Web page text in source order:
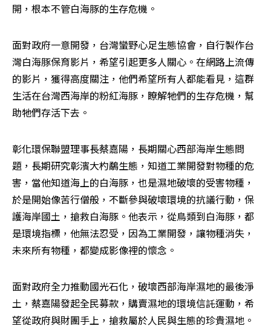
開，根本不管白海豚的生存危機。
面對政府一意開發，台灣蠻野心足生態協會，自行製作台
灣白海豚保育影片，希望引起更多人關心。在網路上流傳
的影片，獲得高度關注，他們希望所有人都能看見，這群
生活在台灣西海岸的粉紅海豚，瞭解牠們的生存危機，幫
助牠們存活下去。
彰化環保聯盟理事長蔡嘉陽，長期關心西部海岸生態問
題，長期研究彰濱大杓鷸生態，知道工業開發對物種的危
害，當他知道海上的白海豚，也是濕地破壞的受害物種，
於是開始像苦行僧般，不斷參與破壞環境的抗議行動，保
護海岸國土，搶救白海豚。他表示，從鳥類到白海豚，都
是環境指標，他無法忍受，因為工業開發，讓物種消失，
未來所有物種，都變成影像裡的懷念。
面對政府全力推動國光石化，破壞西部海岸濕地的最後淨
土，蔡嘉陽發起全民募款，購賣濕地的環境信託運動，希
望從政府與財團手上，搶救屬於人民與生態的珍貴濕地。